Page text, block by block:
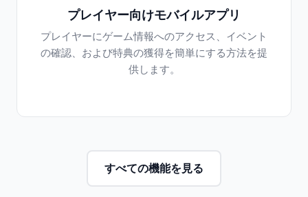
プレイヤー向けモバイルアプリ
プレイヤーにゲーム情報へのアクセス、イベント
の確認、および特典の獲得を簡単にする方法を提
供します。
すべての機能を見る